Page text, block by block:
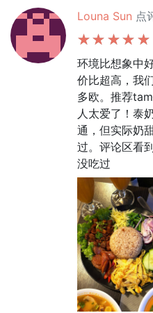
Louna Sun 点
环境比想象中
价比超高，我
多欧。推荐
人太爱了！泰
通，但实际奶
过。评论区看
没吃过